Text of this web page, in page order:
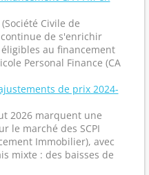
Civile de
de s'enrichir
éligibles au financement
Personal Finance (CA
de prix 2024-
2026 marquent une
le marché des SCPI
Immobilier), avec
mixte : des baisses de